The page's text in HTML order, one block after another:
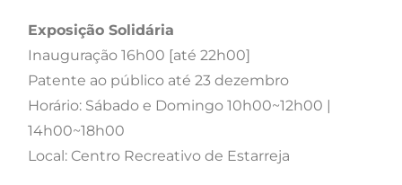
Exposição Solidária
Inauguração 16h00 [até 22h00]
Patente ao público até 23 dezembro
Horário: Sábado e Domingo 10h00~12h00 |
14h00~18h00
Local: Centro Recreativo de Estarreja